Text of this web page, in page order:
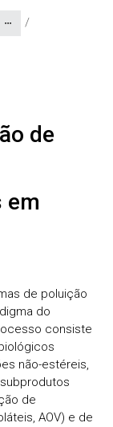
em
de poluição
do
consiste
não-estéreis,
de
AOV) e de